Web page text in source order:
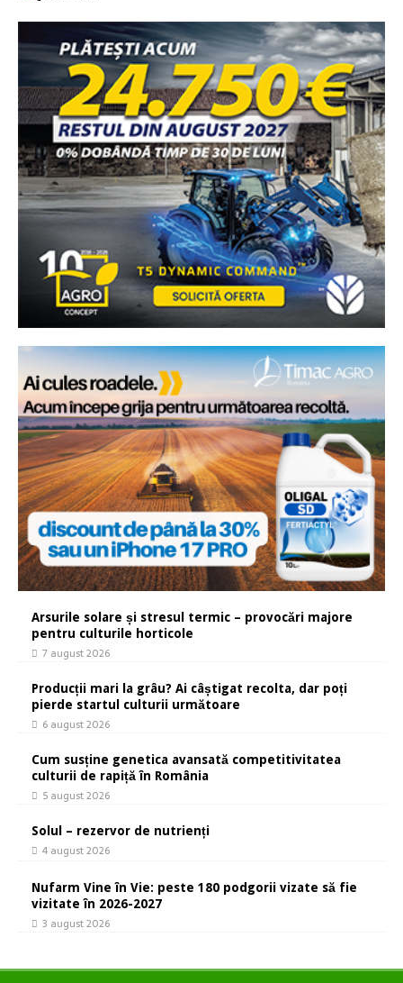
Arsurile solare și stresul termic – provocări majore
pentru culturile horticole
7 august 2026
Producții mari la grâu? Ai câștigat recolta, dar poți
pierde startul culturii următoare
6 august 2026
Cum susține genetica avansată competitivitatea
culturii de rapiță în România
5 august 2026
Solul – rezervor de nutrienți
4 august 2026
Nufarm Vine în Vie: peste 180 podgorii vizate să fie
vizitate în 2026-2027
3 august 2026